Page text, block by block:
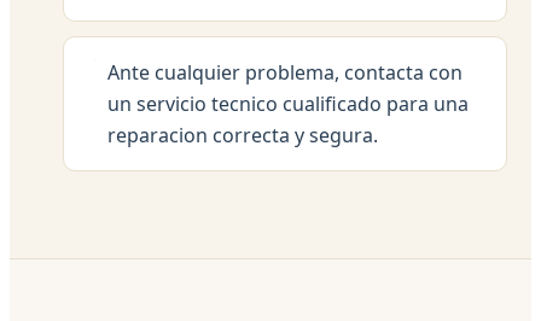
Ante cualquier problema, contacta con
un servicio tecnico cualificado para una
reparacion correcta y segura.